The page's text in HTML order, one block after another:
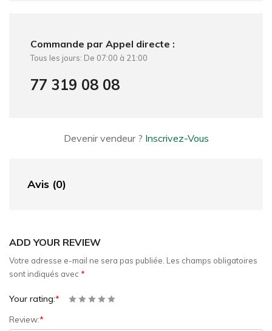
Commande par Appel directe :
Tous les jours: De 07:00 à 21:00
77 319 08 08
Devenir vendeur ? Inscrivez-Vous
Avis (0)
ADD YOUR REVIEW
Votre adresse e-mail ne sera pas publiée. Les champs obligatoires
sont indiqués avec *
Your rating:*
Review:*